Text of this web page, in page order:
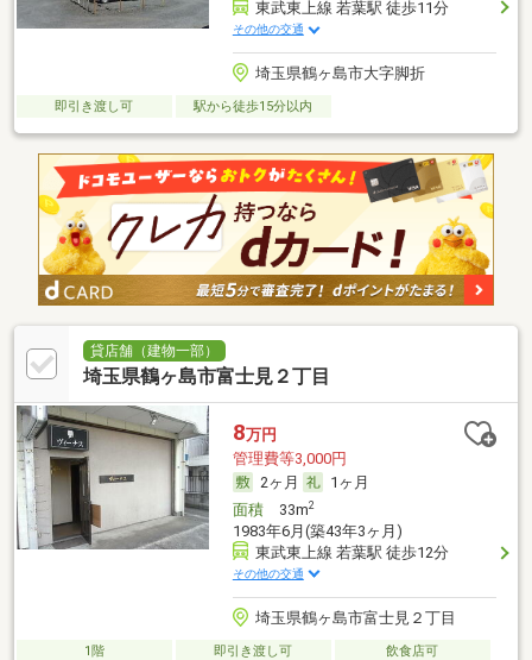
東武東上線 若葉駅 徒歩11分
その他の交通
埼玉県鶴ヶ島市大字脚折
即引き渡し可 駅から徒歩15分以内
貸店舗（建物一部）
埼玉県鶴ヶ島市富士見２丁目
8万円
管理費等3,000円
2ヶ月
1ヶ月
面積33m2
1983年6月(築43年3ヶ月)
東武東上線 若葉駅 徒歩12分
その他の交通
埼玉県鶴ヶ島市富士見２丁目
1階 即引き渡し可
飲食店可